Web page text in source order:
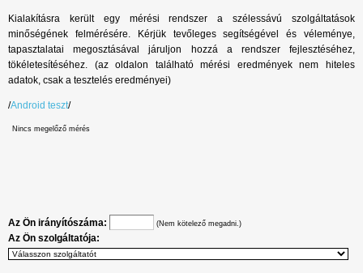
Kialakításra került egy mérési rendszer a szélessávú szolgáltatások
minőségének felmérésére. Kérjük tevőleges segítségével és véleménye,
tapasztalatai megosztásával járuljon hozzá a rendszer fejlesztéséhez,
tökéletesítéséhez. (az oldalon található mérési eredmények nem hiteles
adatok, csak a tesztelés eredményei)
/Android teszt/
Nincs megelőző mérés
Az Ön irányítószáma: (Nem kötelező megadni.)
Az Ön szolgáltatója: